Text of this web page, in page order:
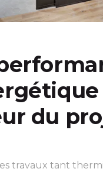
du
travaux tant